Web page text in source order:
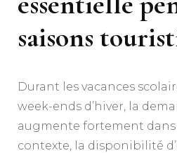
saisons
Durant les vacances
week-ends d’hiver, la
augmente fortement dans
contexte, la disponibilité